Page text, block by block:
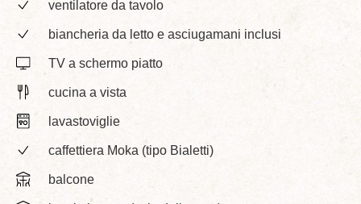
ventilatore da tavolo
biancheria da letto e asciugamani inclusi
TV a schermo piatto
cucina a vista
lavastoviglie
caffettiera Moka (tipo Bialetti)
balcone